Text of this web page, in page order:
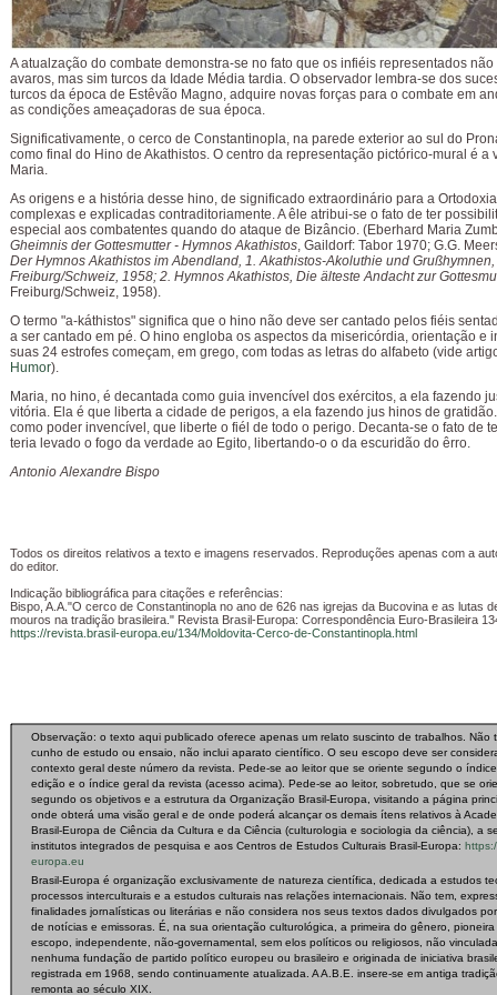
A atualzação do combate demonstra-se no fato que os infiéis representados
avaros, mas sim turcos da Idade Média tardia. O observador lembra-se dos
turcos da época de Estêvão Magno, adquire novas forças para o combate em
as condições ameaçadoras de sua época.
Significativamente, o cerco de Constantinopla, na parede exterior ao sul do
como final do Hino de Akathistos. O centro da representação pictórico-mural é a
Maria.
As origens e a história desse hino, de significado extraordinário para a
complexas e explicadas contraditoriamente. A êle atribui-se o fato de ter
especial aos combatentes quando do ataque de Bizâncio. (Eberhard Maria
Gheimnis der Gottesmutter - Hymnos Akathistos, Gaildorf: Tabor 1970; G.G.
Der Hymnos Akathistos im Abendland, 1. Akathistos-Akoluthie und Grußhymnen,
Freiburg/Schweiz, 1958; 2. Hymnos Akathistos, Die älteste Andacht zur
Freiburg/Schweiz, 1958).
O termo "a-káthistos" significa que o hino não deve ser cantado pelos fiéis
a ser cantado em pé. O hino engloba os aspectos da misericórdia, orientação e
suas 24 estrofes começam, em grego, com todas as letras do alfabeto (vide
Humor).
Maria, no hino, é decantada como guia invencível dos exércitos, a ela fazendo
vitória. Ela é que liberta a cidade de perigos, a ela fazendo jus hinos de
como poder invencível, que liberte o fiél de todo o perigo. Decanta-se o fato de
teria levado o fogo da verdade ao Egito, libertando-o o da escuridão do êrro.
Antonio Alexandre Bispo
Todos os direitos relativos a texto e imagens reservados. Reproduções apenas com a
do editor.
Indicação bibliográfica para citações e referências:
Bispo, A.A."O cerco de Constantinopla no ano de 626 nas igrejas da Bucovina e as lutas
mouros na tradição brasileira. " Revista Brasil-Europa: Correspondência Euro-Brasileira
https://revista.brasil-europa.eu/134/Moldovita-Cerco-de-Constantinopla.html
Observação: o texto aqui publicado oferece apenas um relato suscinto de trabalhos. Não
cunho de estudo ou ensaio, não inclui aparato científico. O seu escopo deve ser
contexto geral deste número da revista. Pede-se ao leitor que se oriente segundo o
edição e o índice geral da revista (acesso acima). Pede-se ao leitor, sobretudo, que se
segundo os objetivos e a estrutura da Organização Brasil-Europa, visitando a página
onde obterá uma visão geral e de onde poderá alcançar os demais ítens relativos à
Brasil-Europa de Ciência da Cultura e da Ciência (culturologia e sociologia da ciência), a
institutos integrados de pesquisa e aos Centros de Estudos Culturais Brasil-Europa:
europa.eu
Brasil-Europa é organização exclusivamente de natureza científica, dedicada a estudos
processos interculturais e a estudos culturais nas relações internacionais. Não tem,
finalidades jornalísticas ou literárias e não considera nos seus textos dados divulgados
de notícias e emissoras. É, na sua orientação culturológica, a primeira do gênero,
escopo, independente, não-governamental, sem elos políticos ou religiosos, não
nenhuma fundação de partido político europeu ou brasileiro e originada de iniciativa
registrada em 1968, sendo continuamente atualizada. A A.B.E. insere-se em antiga
remonta ao século XIX.